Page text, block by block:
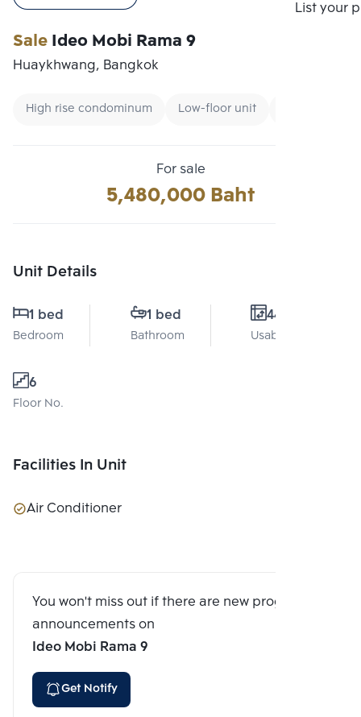
List your
SaleIdeo Mobi Rama 9
Huaykhwang, Bangkok
High rise condominum Low-floor unit
For sale
5,480,000 Baht
Unit Details
1 bed
Bedroom
1 bed
Bathroom
44 Sq.m.
Usable area
6
Floor No.
Facilities In Unit
Air Conditioner
You won't miss out if there are new program
announcements on
Ideo Mobi Rama 9
Get Notify